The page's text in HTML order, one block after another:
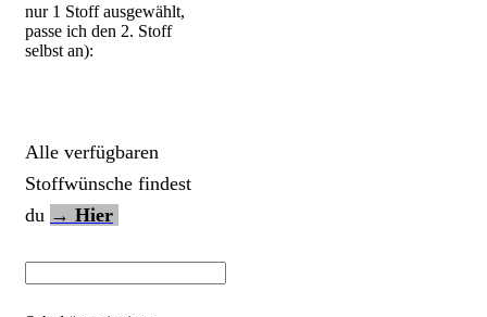
nur 1 Stoff ausgewählt,
passe ich den 2. Stoff
selbst an):
Alle verfügbaren
Stoffwünsche findest
du → Hier